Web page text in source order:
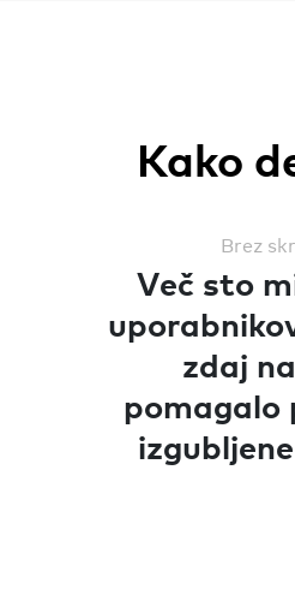
Kako
Brez
Več sto
zdaj
pomagalo